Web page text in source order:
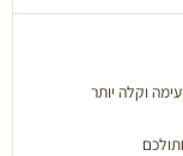
וקלה יותר